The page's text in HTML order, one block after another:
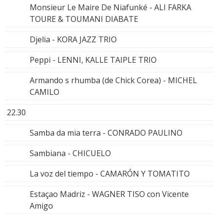
Monsieur Le Maire De Niafunké - ALI FARKA
TOURE & TOUMANI DIABATE
Djelia - KORA JAZZ TRIO
Peppi - LENNI, KALLE TAIPLE TRIO
Armando s rhumba (de Chick Corea) - MICHEL
CAMILO
22.30
Samba da mia terra - CONRADO PAULINO
Sambiana - CHICUELO
La voz del tiempo - CAMARÓN Y TOMATITO
Estaçao Madriz - WAGNER TISO con Vicente
Amigo